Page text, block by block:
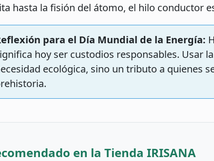
hasta la fisión del átomo, el hilo conductor
para el Día Mundial de la Energía:
hoy ser custodios responsables. Usar
ecológica, sino un tributo a quienes
en la Tienda IRISANA